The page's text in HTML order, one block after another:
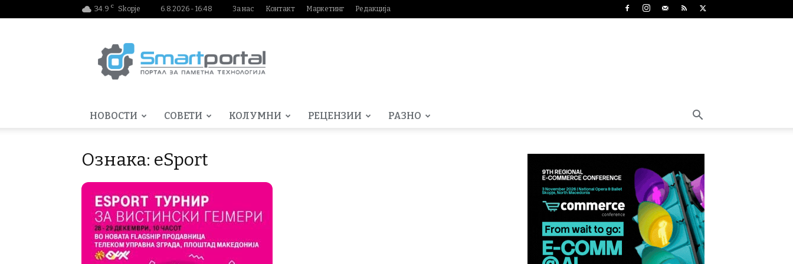
34.9 C Skopje 6.8.2026 - 16:48 За нас Контакт Маркетинг Редакција
НОВОСТИ СОВЕТИ КОЛУМНИ РЕЦЕНЗИИ РАЗНО
Ознака: eSport